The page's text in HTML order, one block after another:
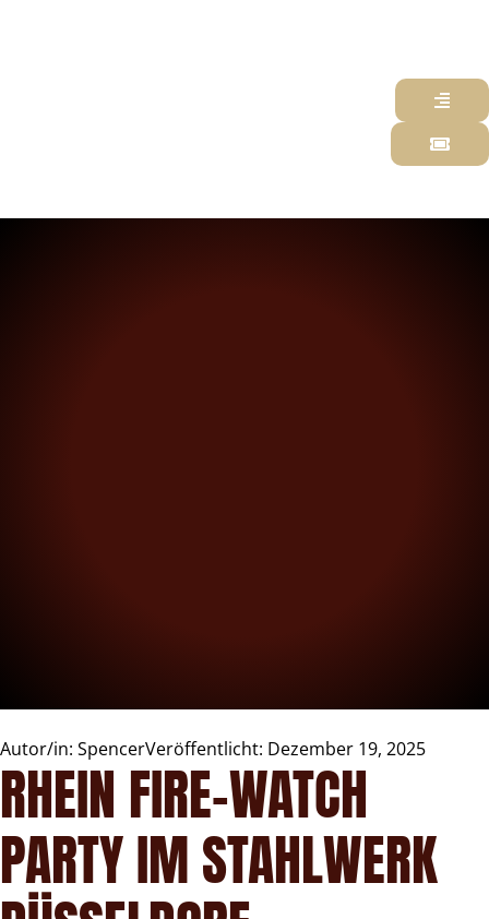
Autor/in: SpencerVeröffentlicht: Dezember 19, 2025
RHEIN FIRE-WATCH
PARTY IM STAHLWERK